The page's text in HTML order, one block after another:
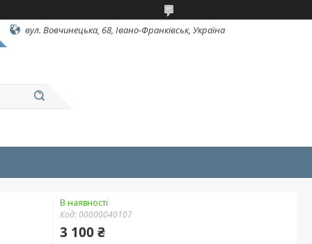
вул. Вовчинецька, 68, Івано-Франківськ, Україна
В наявності
Код: 00000040107
3 100 ₴